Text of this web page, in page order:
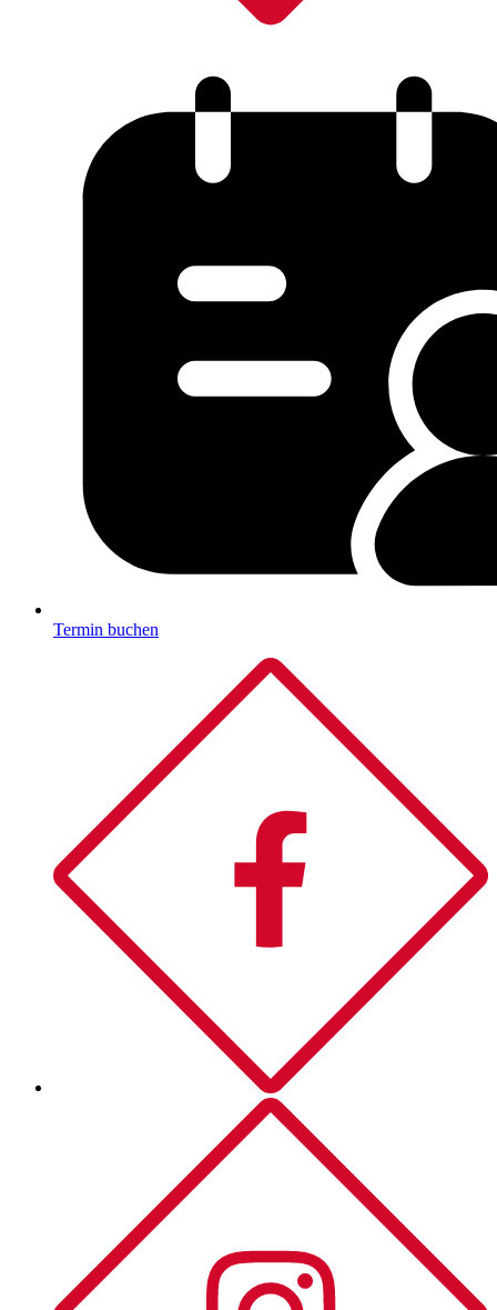
Termin buchen